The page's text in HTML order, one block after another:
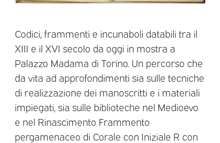
Codici, frammenti e incunaboli databili tra il
XIII e il XVI secolo da oggi in mostra a
Palazzo Madama di Torino. Un percorso che
da vita ad approfondimenti sia sulle tecniche
di realizzazione dei manoscritti e i materiali
impiegati, sia sulle biblioteche nel Medioevo
e nel Rinascimento Frammento
pergamenaceo di Corale con Iniziale R con